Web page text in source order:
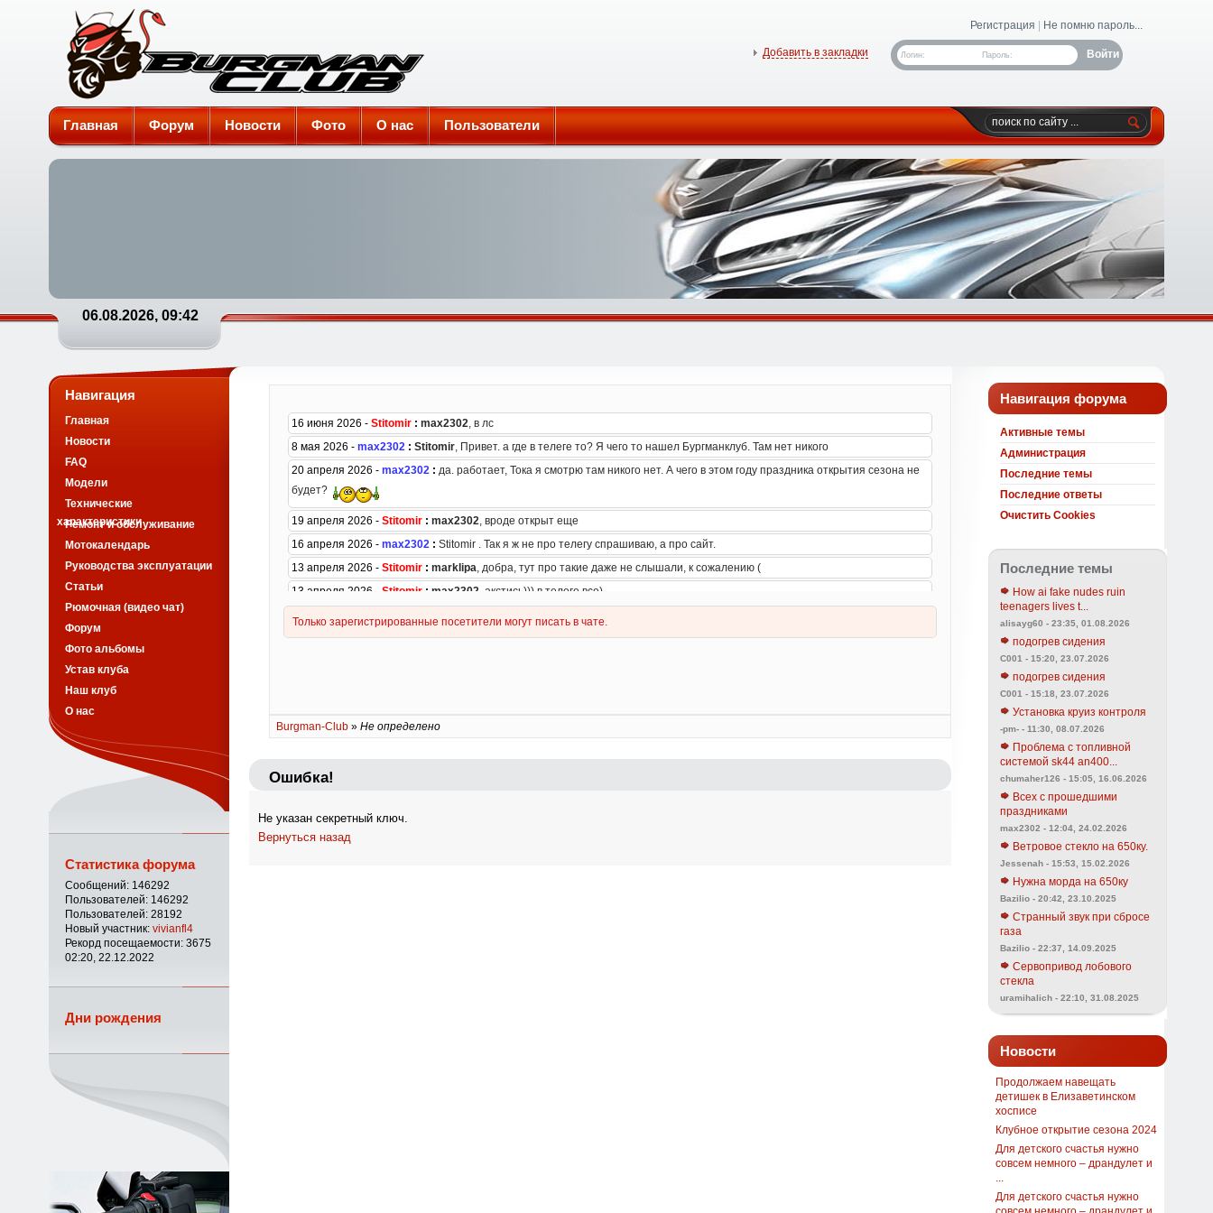
Burgman-Club
Регистрация Не помню пароль...
Логин: Пароль:
Добавить в закладки
Главная Форум Новости Фото О нас Пользователи
06.08.2026, 09:42
Burgman-Club» Не определено
Ошибка!
Не указан секретный ключ.
Вернуться назад
Навигация форума
Активные темы
Администрация
Последние темы
Последние ответы
Очистить Cookies
Последние темы
How ai fake nudes ruin
teenagers lives t...
alisayg60 - 23:35, 01.08.2026
подогрев сидения
C001 - 15:20, 23.07.2026
подогрев сидения
C001 - 15:18, 23.07.2026
Установка круиз контроля
-pm- - 11:30, 08.07.2026
Проблема с топливной
системой sk44 an400...
chumaher126 - 15:05, 16.06.2026
Всех с прошедшими
праздниками
max2302 - 12:04, 24.02.2026
Ветровое стекло на 650ку.
Jessenah - 15:53, 15.02.2026
Нужна морда на 650ку
Bazilio - 20:42, 23.10.2025
Странный звук при сбросе
газа
Bazilio - 22:37, 14.09.2025
Сервопривод лобового
стекла
uramihalich - 22:10, 31.08.2025
Новости
Продолжаем навещать
детишек в Елизаветинском
хосписе
Клубное открытие сезона 2024
Для детского счастья нужно
совсем немного – драндулет и
Для детского счастья нужно
Навигация
Главная
Новости
FAQ
Модели
Технические
характеристики
Ремонт и обслуживание
Мотокалендарь
Руководства эксплуатации
Статьи
Рюмочная (видео чат)
Форум
Фото альбомы
Устав клуба
Наш клуб
О нас
Статистика форума
Сообщений: 146292
Пользователей: 146292
Пользователей: 28192
Новый участник: vivianfl4
Рекорд посещаемости: 3675
02:20, 22.12.2022
Дни рождения